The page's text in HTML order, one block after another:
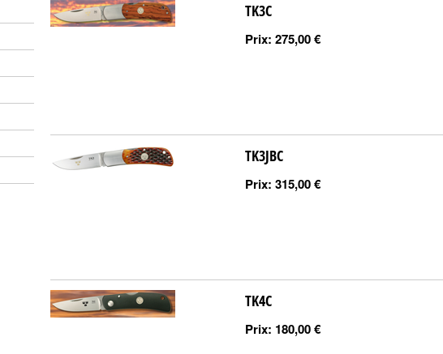
TK3C
Prix: 275,00 €
TK3JBC
Prix: 315,00 €
TK4C
Prix: 180,00 €